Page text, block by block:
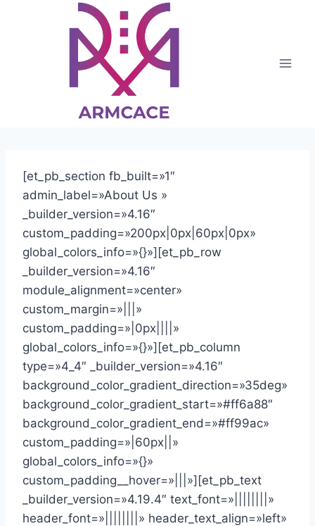
[et_pb_section fb_built=»1″
admin_label=»About Us »
_builder_version=»4.16″
custom_padding=»200px|0px|60px|0px»
global_colors_info=»{}»][et_pb_row
_builder_version=»4.16″
module_alignment=»center»
custom_margin=»|||»
custom_padding=»|0px||||»
global_colors_info=»{}»][et_pb_column
type=»4_4″ _builder_version=»4.16″
background_color_gradient_direction=»35deg»
background_color_gradient_start=»#ff6a88″
background_color_gradient_end=»#ff99ac»
custom_padding=»|60px||»
global_colors_info=»{}»
custom_padding__hover=»|||»][et_pb_text
_builder_version=»4.19.4″ text_font=»||||||||»
header_font=»||||||||» header_text_align=»left»